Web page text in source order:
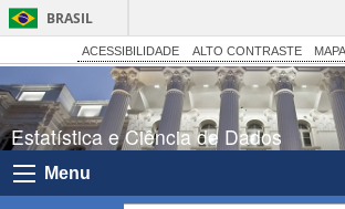
BRASIL
Acesso
ACESSIBILIDADE ALTO CONTRASTE
Estatística e Ciência de Dados
Menu